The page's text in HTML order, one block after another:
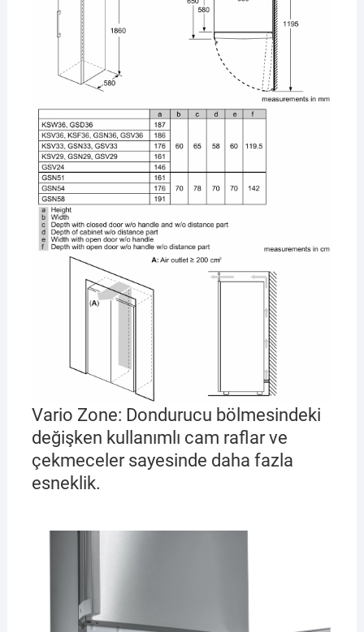
Vario Zone: Dondurucu bölmesindeki
değişken kullanımlı cam raflar ve
çekmeceler sayesinde daha fazla
esneklik.